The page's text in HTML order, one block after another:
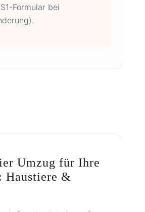
Formular bei
Umzug für Ihre
Haustiere &